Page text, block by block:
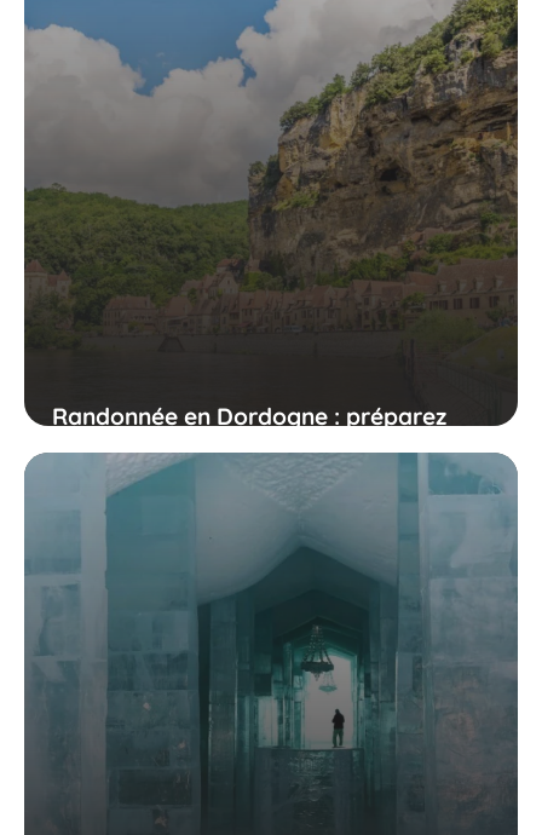
Randonnée en Dordogne : préparez
votre périple !